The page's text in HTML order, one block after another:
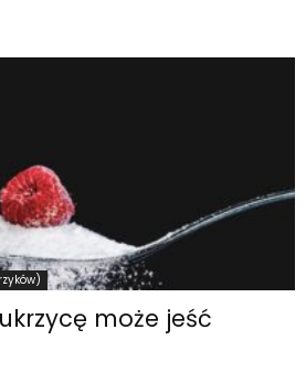
może jeść